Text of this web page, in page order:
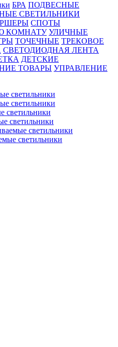
БРА ПОДВЕСНЫЕ
СВЕТИЛЬНИКИ
СПОТЫ
КОМНАТУ УЛИЧНЫЕ
ТОЧЕЧНЫЕ ТРЕКОВОЕ
СВЕТОДИОДНАЯ ЛЕНТА
ДЕТСКИЕ
ТОВАРЫ УПРАВЛЕНИЕ
светильники
светильники
светильники
светильники
светильники
светильники